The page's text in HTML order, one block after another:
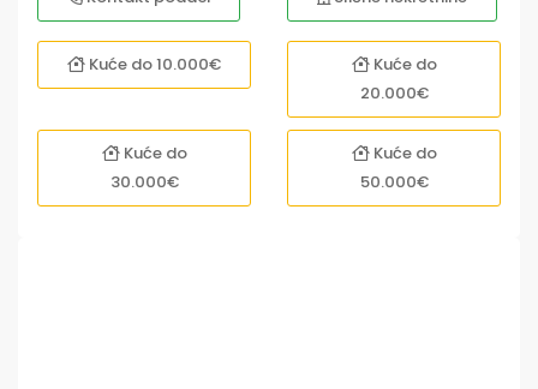
Kuće do 10.000€
Kuće do
20.000€
Kuće do
30.000€
Kuće do
50.000€